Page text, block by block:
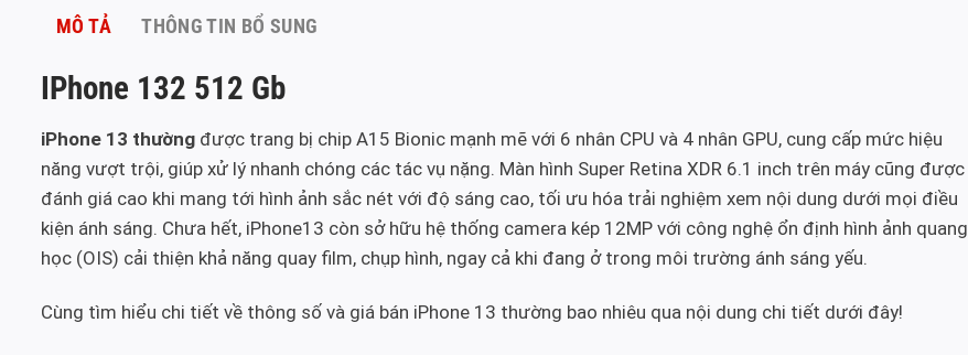
MÔ TẢ THÔNG TIN BỔ SUNG
IPhone 132 512 Gb
iPhone 13 thường được trang bị chip A15 Bionic mạnh mẽ với 6 nhân CPU và 4 nhân GPU, cung cấp mức hiệu
năng vượt trội, giúp xử lý nhanh chóng các tác vụ nặng. Màn hình Super Retina XDR 6.1 inch trên máy cũng được
đánh giá cao khi mang tới hình ảnh sắc nét với độ sáng cao, tối ưu hóa trải nghiệm xem nội dung dưới mọi điều
kiện ánh sáng. Chưa hết, iPhone13 còn sở hữu hệ thống camera kép 12MP với công nghệ ổn định hình ảnh quang
học (OIS) cải thiện khả năng quay film, chụp hình, ngay cả khi đang ở trong môi trường ánh sáng yếu.
Cùng tìm hiểu chi tiết về thông số và giá bán iPhone 13 thường bao nhiêu qua nội dung chi tiết dưới đây!